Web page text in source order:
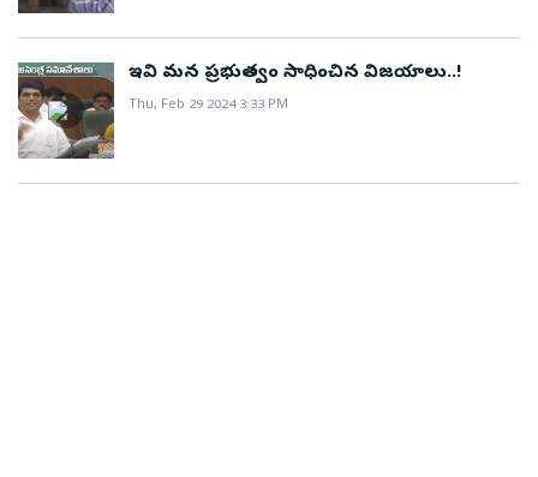
ఇవి మన ప్రభుత్వం సాధించిన విజయాలు..!
Thu, Feb 29 2024 3:33 PM